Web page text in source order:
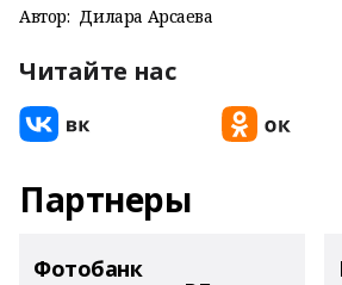
Автор: Дилара Арсаева
Читайте нас
Партнеры
Фотобанк